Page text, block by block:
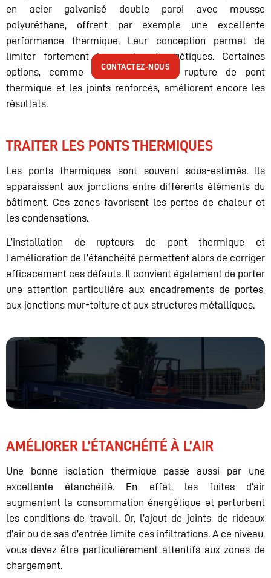
CONTACTEZ-NOUS
en acier galvanisé double paroi avec mousse
polyuréthane, offrent par exemple une excellente
performance thermique. Leur conception permet de
limiter fortement les pertes énergétiques. Certaines
options, comme les systèmes de rupture de pont
thermique et les joints renforcés, améliorent encore les
résultats.
TRAITER LES PONTS THERMIQUES
Les ponts thermiques sont souvent sous-estimés. Ils
apparaissent aux jonctions entre différents éléments du
bâtiment. Ces zones favorisent les pertes de chaleur et
les condensations.
L’installation de rupteurs de pont thermique et
l’amélioration de l’étanchéité permettent alors de corriger
efficacement ces défauts. Il convient également de porter
une attention particulière aux encadrements de portes,
aux jonctions mur-toiture et aux structures métalliques.
CONTACTEZ-NOUS
AMÉLIORER L’ÉTANCHÉITÉ À L’AIR
Une bonne isolation thermique passe aussi par une
excellente étanchéité. En effet, les fuites d’air
augmentent la consommation énergétique et perturbent
les conditions de travail. Or, l’ajout de joints, de rideaux
d’air ou de sas d’entrée limite ces infiltrations. A ce niveau,
vous devez être particulièrement attentifs aux zones de
chargement.